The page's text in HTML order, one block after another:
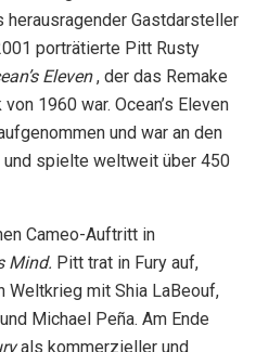
herausragender Gastdarsteller
porträtierte Pitt Rusty
Eleven, der das Remake
1960 war. Ocean’s Eleven
und war an den
spielte weltweit über 450
Cameo-Auftritt in
Mind. Pitt trat in Fury auf,
Weltkrieg mit Shia LaBeouf,
Michael Peña. Am Ende
als kommerzieller und